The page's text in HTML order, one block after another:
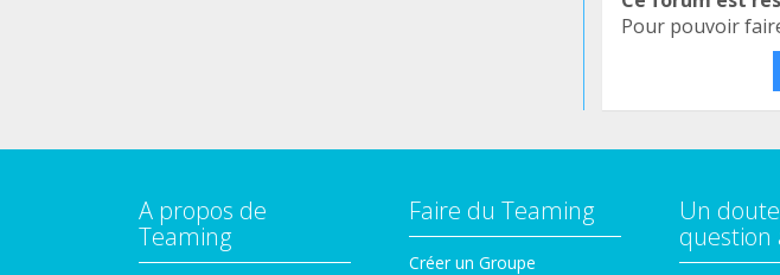
Pour pouvoir
A propos de
Teaming
Faire du Teaming
Créer un Groupe
Un
question